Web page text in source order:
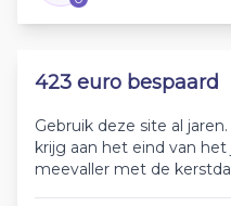
423 euro bespaard
Gebruik deze site al
krijg aan het eind van
meevaller met de